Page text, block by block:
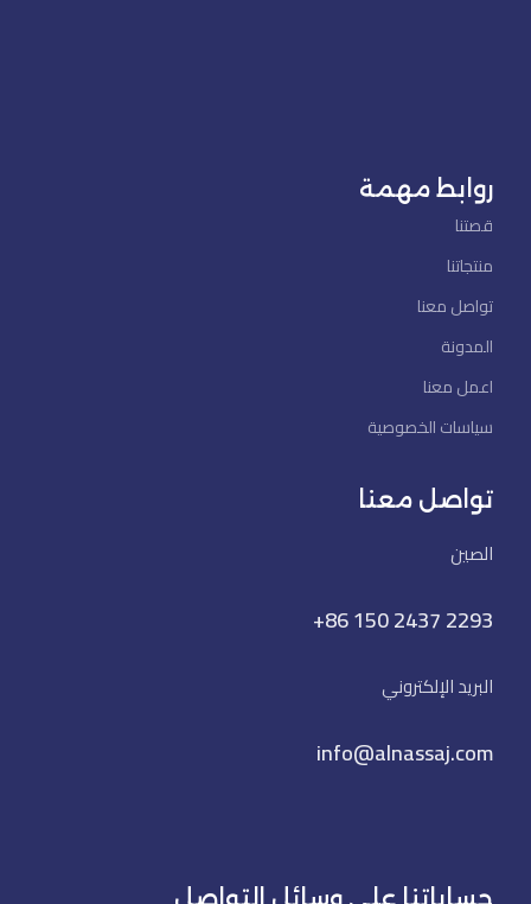
روابط مهمة
قصتنا
منتجاتنا
تواصل معنا
المدونة
اعمل معنا
سياسات الخصوصية
تواصل معنا
الصين
+86 150 2437 2293
البريد الإلكتروني
info@alnassaj.com